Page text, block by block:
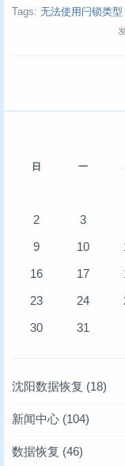
Tags: 无法使用闩锁类
日 一
2
3
9
10
16
17
23
24
30
31
沈阳数据恢复 (18)
新闻中心 (104)
存储业内新闻
数据恢复 (46)